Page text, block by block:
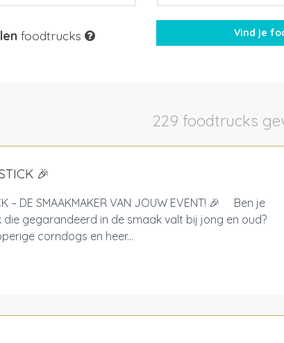
foodtrucks
229 foodtrucks
🎉
– DE SMAAKMAKER VAN JOUW EVENT! 🎉 Ben je
gegarandeerd in de smaak valt bij jong en oud?
corndogs en heer...